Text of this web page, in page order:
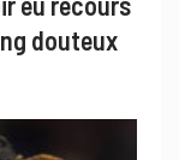
douteux